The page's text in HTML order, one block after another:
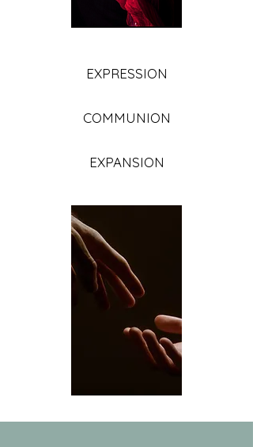
EXPRESSION
COMMUNION
EXPANSION